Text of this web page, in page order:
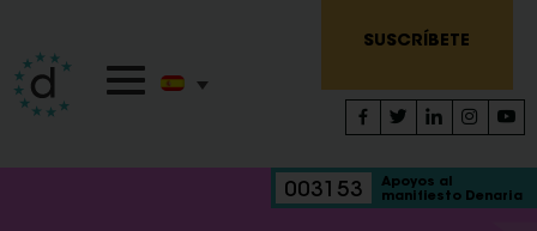
SUSCRÍBETE
003153
Apoyos al
manifiesto Denaria